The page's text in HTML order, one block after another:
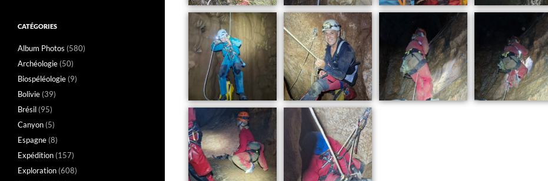
CATÉGORIES
Album Photos (580)
Archéologie (50)
Biospéléologie (9)
Bolivie (39)
Brésil (95)
Canyon (5)
Espagne (8)
Expédition (157)
Exploration (608)